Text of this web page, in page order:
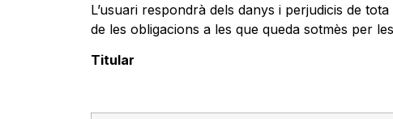
L’usuari respondrà dels danys i perjudicis de
de les obligacions a les que queda sotmès per
Titular